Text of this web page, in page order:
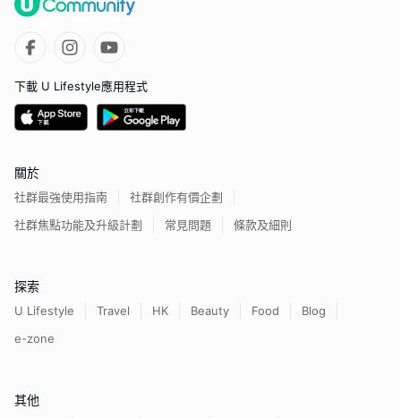
下載 U Lifestyle應用程式
關於
社群最強使用指南
社群創作有價企劃
社群焦點功能及升級計劃
常見問題 條款及細則
探索
U Lifestyle Travel HK Beauty Food
Blog
e-zone
其他